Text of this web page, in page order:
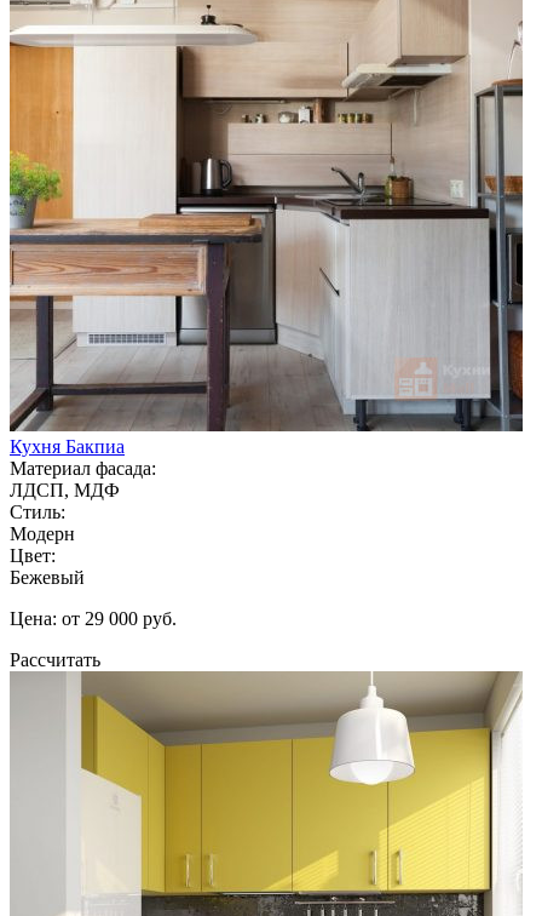
Кухня Бакпиа
Материал фасада:
ЛДСП, МДФ
Стиль:
Модерн
Цвет:
Бежевый
Цена: от 29 000 руб.
Рассчитать